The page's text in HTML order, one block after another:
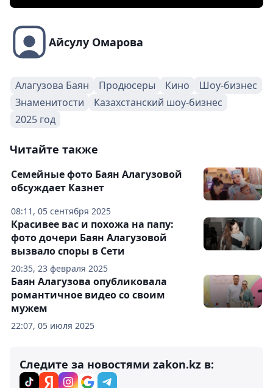
Айсулу Омарова
Алагузова Баян Продюсеры Кино
Шоу-бизнес
Знаменитости
Казахстанский шоу-бизнес
2025 год
Читайте также
08:11, 05 сентября 2025
Семейные фото Баян Алагузовой
обсуждает Казнет
20:35, 23 февраля 2025
Красивее вас и похожа на папу:
фото дочери Баян Алагузовой
вызвало споры в Сети
22:07, 05 июля 2025
Баян Алагузова опубликовала
романтичное видео со своим
мужем
Следите за новостями zakon.kz в: